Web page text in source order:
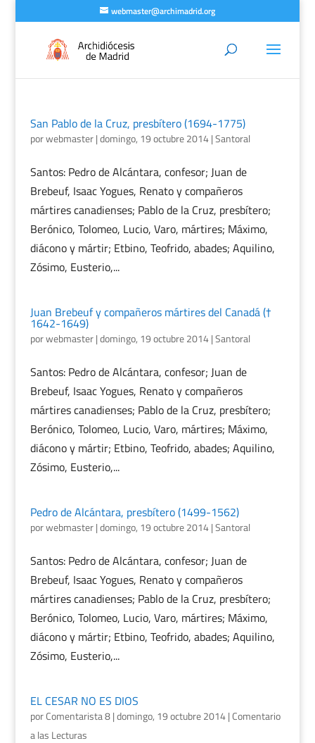
webmaster@archimadrid.org
San Pablo de la Cruz, presbítero (1694-1775)
porwebmaster|domingo, 19 octubre 2014|Santoral
Santos: Pedro de Alcántara, confesor; Juan de
Brebeuf, Isaac Yogues, Renato y compañeros
mártires canadienses; Pablo de la Cruz, presbítero;
Berónico, Tolomeo, Lucio, Varo, mártires; Máximo,
diácono y mártir; Etbino, Teofrido, abades; Aquilino,
Zósimo, Eusterio,...
Juan Brebeuf y compañeros mártires del Canadá (†
1642-1649)
porwebmaster|domingo, 19 octubre 2014|Santoral
Santos: Pedro de Alcántara, confesor; Juan de
Brebeuf, Isaac Yogues, Renato y compañeros
mártires canadienses; Pablo de la Cruz, presbítero;
Berónico, Tolomeo, Lucio, Varo, mártires; Máximo,
diácono y mártir; Etbino, Teofrido, abades; Aquilino,
Zósimo, Eusterio,...
Pedro de Alcántara, presbítero (1499-1562)
porwebmaster|domingo, 19 octubre 2014|Santoral
Santos: Pedro de Alcántara, confesor; Juan de
Brebeuf, Isaac Yogues, Renato y compañeros
mártires canadienses; Pablo de la Cruz, presbítero;
Berónico, Tolomeo, Lucio, Varo, mártires; Máximo,
diácono y mártir; Etbino, Teofrido, abades; Aquilino,
Zósimo, Eusterio,...
EL CESAR NO ES DIOS
porComentarista 8|domingo, 19 octubre 2014|Comentario
a las Lecturas